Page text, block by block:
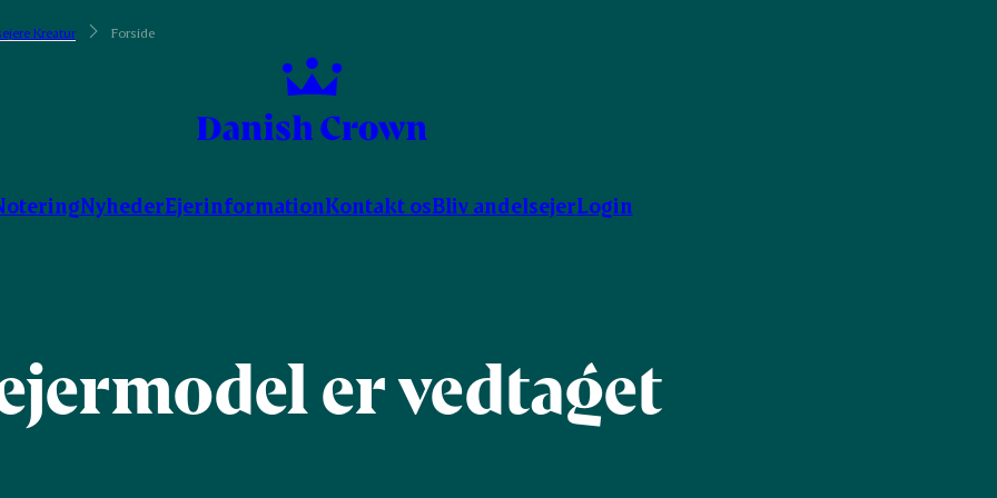
Kreatur Forside
NyhederEjerinformationKontakt osBliv andelsejerLogin
er vedtaget